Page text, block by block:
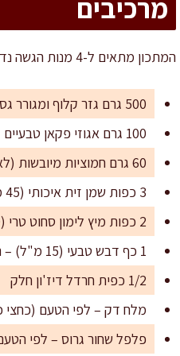
מרכיבים
המתכון מתאים ל-4 מנות הגשה נדיבות, או ל-6-8 מנות כתוספת באירוח
500 גרם גזר קלוף ומגורר גס (עדיף במנדולינה או מגש שיש לו דיסק גירוד עבה)
100 גרם אגוזי פקאן טבעיים
60 גרם חמוציות מיובשות (לא מסוכרות מדי)
3 כפות שמן זית איכותי (45 מ"ל)
2 כפות מיץ לימון סחוט טרי (30 מ"ל)
1 כף דבש טבעי (15 מ"ל) – ניתן להמיר בסילאן לטבעונים
1/2 כפית חרדל דיז'ון חלק
מלח דק – לפי הטעם (כחצי
פלפל שחור גרוס – לפי